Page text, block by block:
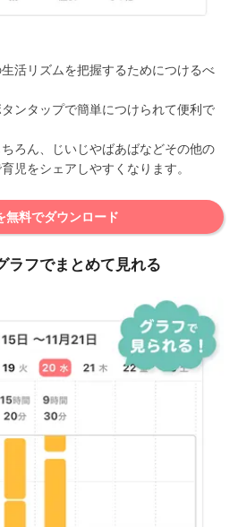
活リズムを把握するためにつけるべ
ンタップで簡単につけられて便利で
ろん、じいじやばあばなどその他の
児をシェアしやすくなります。
無料でダウンロード
ラフでまとめて見れる